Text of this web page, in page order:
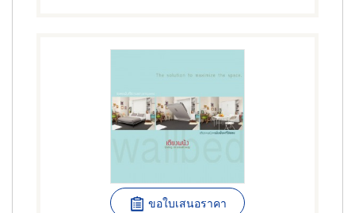
ขอใบเสนอราคา